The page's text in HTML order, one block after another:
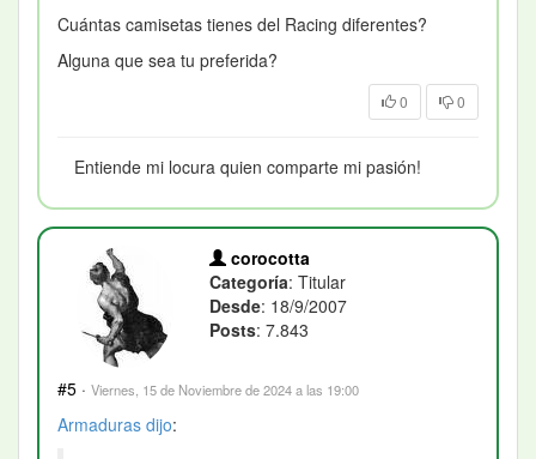
Cuántas camisetas tienes del Racing diferentes?
Alguna que sea tu preferida?
0 0
Entiende mi locura quien comparte mi pasión!
corocotta
Categoría: Titular
Desde: 18/9/2007
Posts: 7.843
#5 · Viernes, 15 de Noviembre de 2024 a las 19:00
Armaduras dijo: